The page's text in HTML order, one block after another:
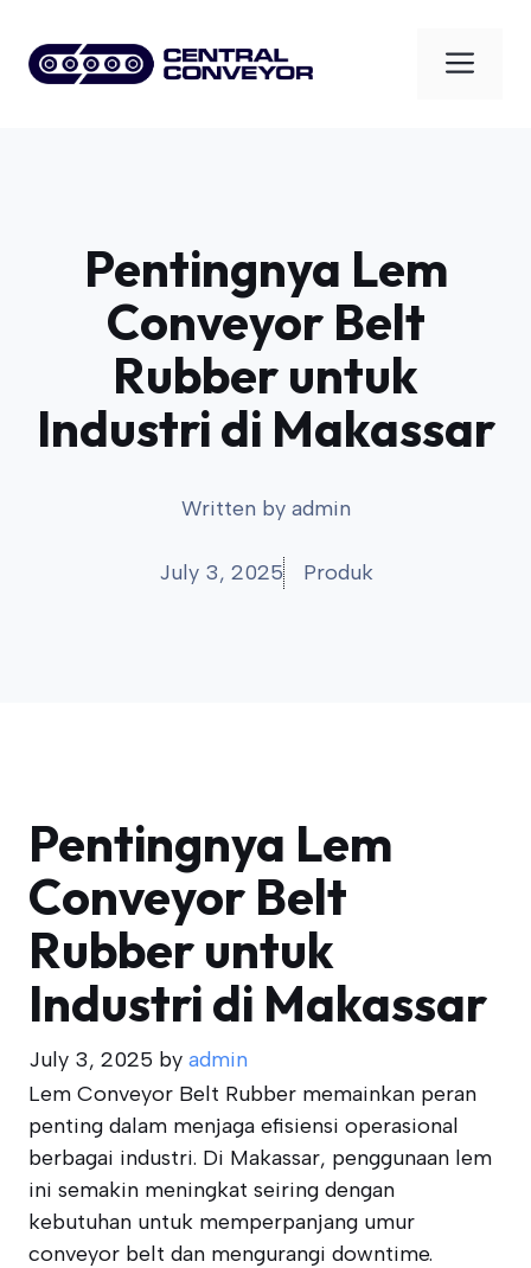
content
Pentingnya Lem
Conveyor Belt
Rubber untuk
Industri di Makassar
Written by admin
July 3, 2025 Produk
Pentingnya Lem
Conveyor Belt
Rubber untuk
Industri di Makassar
July 3, 2025 by admin
Lem Conveyor Belt Rubber memainkan peran
penting dalam menjaga efisiensi operasional
berbagai industri. Di Makassar, penggunaan lem
ini semakin meningkat seiring dengan
kebutuhan untuk memperpanjang umur
conveyor belt dan mengurangi downtime.